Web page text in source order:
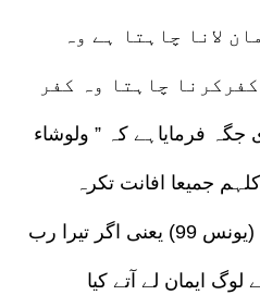
لانا چاہتا ہے وہ
چاہتا وہ کفر
۔(3) تیسری جگہ فرمایاہے کہ ” ولوشاء
جمیعا افانت تکرہ
الناس حتی یکونوا مؤمنین (یونس 99) یعنی اگر تیرا رب
لوگ ایمان لے آتے کیا